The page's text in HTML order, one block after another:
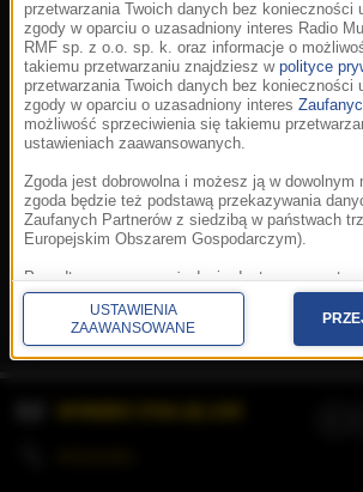
Korzystanie z portalu
Prywatność.Aplikacje.©
Fakty Grupa RMF sp. z
przetwarzania Twoich danych bez konieczności
zgody w oparciu o uzasadniony interes Radio
RMF sp. z o.o. sp. k. oraz informacje o
takiemu przetwarzaniu znajdziesz w polityce
przetwarzania Twoich danych bez konieczności
zgody w oparciu o uzasadniony interes
możliwość sprzeciwienia się takiemu
ustawieniach zaawansowanych.
Zgoda jest dobrowolna i możesz ją w dowolnym
zgoda będzie też podstawą przekazywania
Zaufanych Partnerów z siedzibą w państwach
Europejskim Obszarem Gospodarczym).
Ponadto masz prawo żądania dostępu,
ograniczenia przetwarzania danych, a także
Prezesa Urzędu Ochrony Danych Osobowych.
znajdziesz informacje jak wykonać swoje prawa.
informacje na temat przetwarzania Twoich
USTAWIENIA
ZAAWANSOWANE